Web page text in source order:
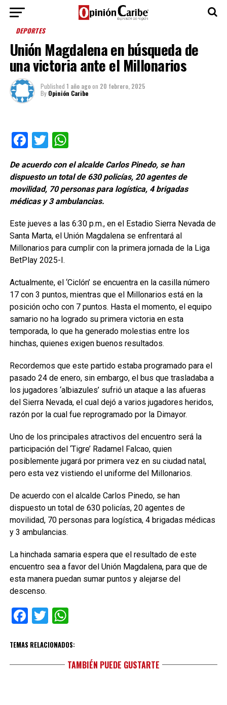
DEPORTES
Unión Magdalena en búsqueda de
una victoria ante el Millonarios
Published 1 año agoon 20 febrero, 2025
By Opinión Caribe
Facebook
TwitterWhatsApp
De acuerdo con el alcalde Carlos Pinedo, se han
dispuesto un total de 630 policías, 20 agentes de
movilidad, 70 personas para logística, 4 brigadas
médicas y 3 ambulancias.
Este jueves a las 6:30 p.m., en el Estadio Sierra Nevada de
Santa Marta, el Unión Magdalena se enfrentará al
Millonarios para cumplir con la primera jornada de la Liga
BetPlay 2025-I.
Actualmente, el ‘Ciclón’ se encuentra en la casilla número
17 con 3 puntos, mientras que el Millonarios está en la
posición ocho con 7 puntos. Hasta el momento, el equipo
samario no ha logrado su primera victoria en esta
temporada, lo que ha generado molestias entre los
hinchas, quienes exigen buenos resultados.
Recordemos que este partido estaba programado para el
pasado 24 de enero, sin embargo, el bus que trasladaba a
los jugadores ‘albiazules’ sufrió un ataque a las afueras
del Sierra Nevada, el cual dejó a varios jugadores heridos,
razón por la cual fue reprogramado por la Dimayor.
Uno de los principales atractivos del encuentro será la
participación del ‘Tigre’ Radamel Falcao, quien
posiblemente jugará por primera vez en su ciudad natal,
pero esta vez vistiendo el uniforme del Millonarios.
De acuerdo con el alcalde Carlos Pinedo, se han
dispuesto un total de 630 policías, 20 agentes de
movilidad, 70 personas para logística, 4 brigadas médicas
y 3 ambulancias.
La hinchada samaria espera que el resultado de este
encuentro sea a favor del Unión Magdalena, para que de
esta manera puedan sumar puntos y alejarse del
descenso.
Facebook
TwitterWhatsApp
TEMAS RELACIONADOS:
TAMBIÉN PUEDE GUSTARTE